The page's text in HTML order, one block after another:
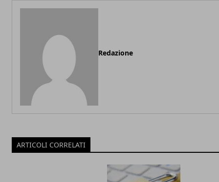
Redazione
ARTICOLI CORRELATI